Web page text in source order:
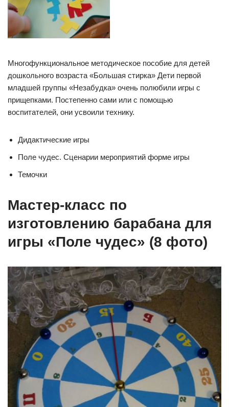
Многофункциональное методическое пособие для детей
дошкольного возраста «Большая стирка» Дети первой
младшей группы «Незабудка» очень полюбили игры с
прищепками. Постепенно сами или с помощью
воспитателей, они усвоили технику.
Дидактические игры
Поле чудес. Сценарии мероприятий форме игры
Темочки
Мастер-класс по
изготовлению барабана для
игры «Поле чудес» (8 фото)